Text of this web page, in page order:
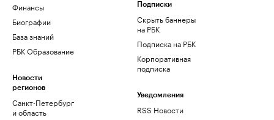
Финансы
Биографии
База знаний
РБК Образование
Новости
регионов
Санкт-Петербург
и область
Подписки
Скрыть баннеры
на РБК
Подписка на РБК
Корпоративная
подписка
Уведомления
RSS Новости